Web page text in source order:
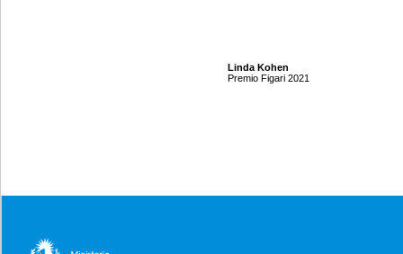
Linda Kohen
Premio Figari 2021